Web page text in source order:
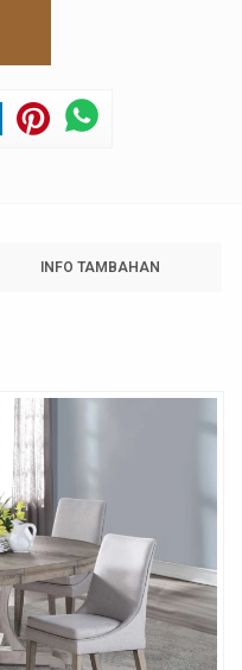
INFO TAMBAHAN